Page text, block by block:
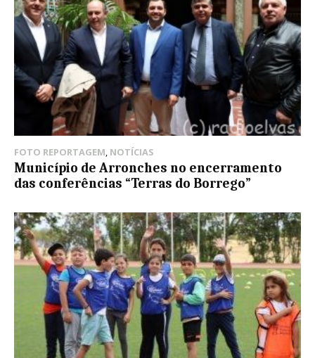
FOTO REPORTAGEM, NOTÍCIAS
Município de Arronches no encerramento
das conferências “Terras do Borrego”